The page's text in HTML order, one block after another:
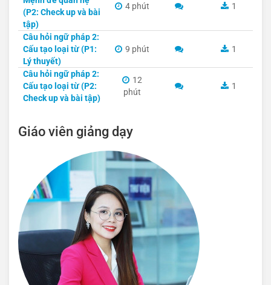
(P2: Check up và bài
tập)
4 phút 1
Câu hỏi ngữ pháp 2:
Cấu tạo loại từ (P1:
Lý thuyết)
9 phút 1
Câu hỏi ngữ pháp 2:
Cấu tạo loại từ (P2:
Check up và bài tập)
12
phút
1
Giáo viên giảng dạy